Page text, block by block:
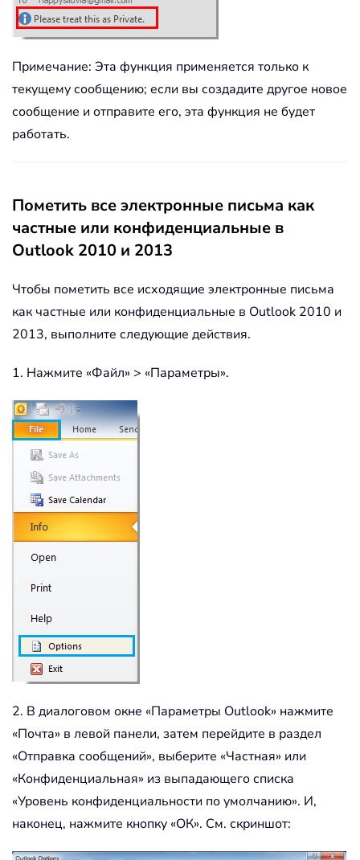
Примечание: Эта функция применяется только к
текущему сообщению; если вы создадите другое новое
сообщение и отправите его, эта функция не будет
работать.
Пометить все электронные письма как
частные или конфиденциальные в
Outlook 2010 и 2013
Чтобы пометить все исходящие электронные письма
как частные или конфиденциальные в Outlook 2010 и
2013, выполните следующие действия.
1. Нажмите «Файл» > «Параметры».
2. В диалоговом окне «Параметры Outlook» нажмите
«Почта» в левой панели, затем перейдите в раздел
«Отправка сообщений», выберите «Частная» или
«Конфиденциальная» из выпадающего списка
«Уровень конфиденциальности по умолчанию». И,
наконец, нажмите кнопку «ОК». См. скриншот: